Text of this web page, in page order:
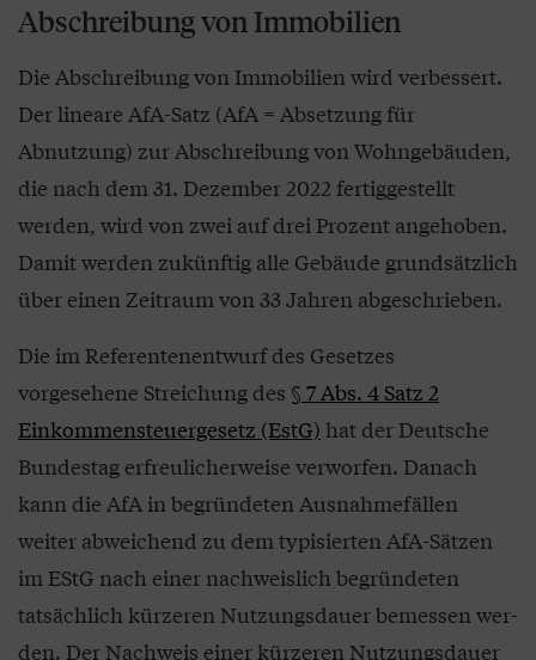
Abschreibung von Immobilien
Die Abschreibung von Immobilien wird verbessert.
Der lineare AfA-Satz (AfA = Absetzung für
Abnutzung) zur Abschreibung von Wohngebäuden,
die nach dem 31. Dezember 2022 fertig­gestellt
werden, wird von zwei auf drei Prozent angehoben.
Damit werden zukünftig alle Gebäude grundsätzlich
über einen Zeitraum von 33 Jahren abgeschrieben.
Die im Referentenentwurf des Gesetzes
vorgesehene Streichung des § 7 Abs. 4 Satz 2
Einkommensteuergesetz (EstG) hat der Deutsche
Bundestag erfreulicherweise verworfen. Danach
kann die AfA in begründeten Aus­nahmefällen
weiter abweichend zu dem typisierten AfA-Sätzen
im EStG nach einer nachweislich begründeten
tatsächlich kürzeren Nutzungsdauer bemessen wer­
den. Der Nachweis einer kürzeren Nutzungsdauer